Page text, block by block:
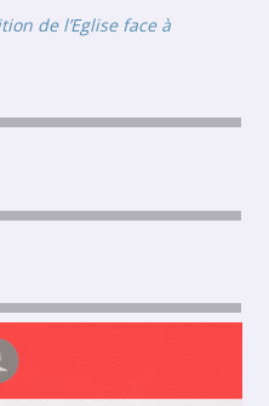
de l’Eglise face à